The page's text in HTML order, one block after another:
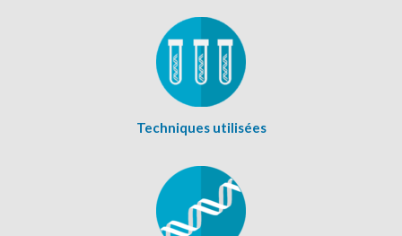
Techniques utilisées